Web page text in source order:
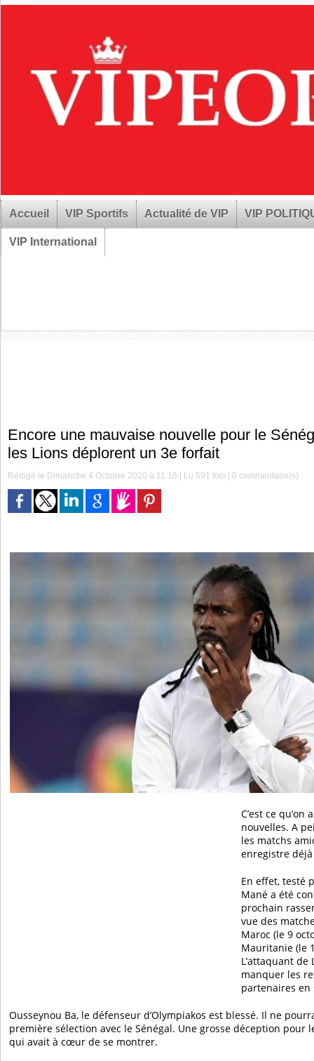
Accueil VIP Sportifs Actualité de VIP VIP
VIP International
Encore une mauvaise nouvelle pour le
les Lions déplorent un 3e forfait
Rédigé le Dimanche 4 Octobre 2020 à 11:16 | Lu 591 fois |0 commentaire(s)
C’est ce
nouvelles. A
les matchs
enregistre
En effet, testé
Mané a été
prochain
vue des
Maroc (le 9
Mauritanie (le
L’attaquant de
manquer les
partenaires en
Ousseynou Ba, le défenseur d’Olympiakos est blessé. Il ne
première sélection avec le Sénégal. Une grosse déception pour
qui avait à cœur de se montrer.